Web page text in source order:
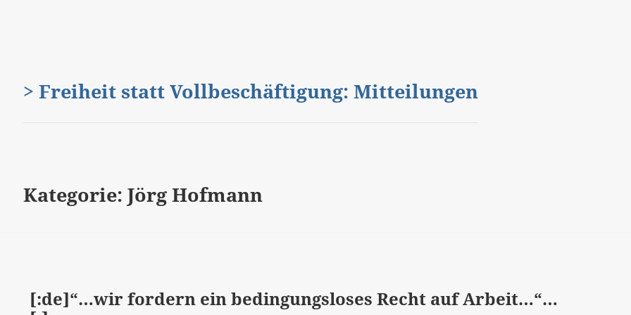
> Freiheit statt Vollbeschäftigung: Mitteilungen
Kategorie:Jörg Hofmann
[:de]“…wir fordern ein bedingungsloses Recht auf Arbeit…“…